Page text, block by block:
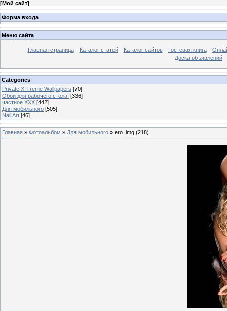
[Мой сайт]
Форма входа
Меню сайта
Главная страница Каталог статей Каталог сайтов Гостевая книга
Доска объявлений
Categories
Private X-Treme Wallpapers [70]
Обои для рабочего стола. [336]
частное ХХХ [442]
Для мобильного [505]
Nail Art [46]
Главная » Фотоальбом » Для мобильного » ero_img (218)